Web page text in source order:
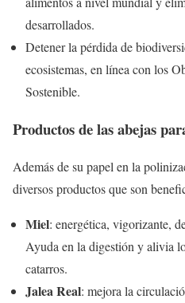
desarrollados.
Detener la pérdida de
ecosistemas, en línea con los
Sostenible.
Productos de las abejas
Además de su papel en la
diversos productos que son
Miel: energética, vigorizante,
Ayuda en la digestión y alivia
catarros.
Jalea Real: mejora la